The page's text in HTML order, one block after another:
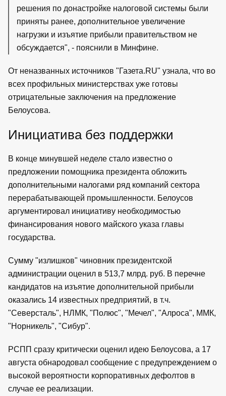
решения по донастройке налоговой системы были
приняты ранее, дополнительное увеличение
нагрузки и изъятие прибыли правительством не
обсуждается", - пояснили в Минфине.
От неназванных источников "Газета.RU" узнала, что во
всех профильных министерствах уже готовы
отрицательные заключения на предложение
Белоусова.
Инициатива без поддержки
В конце минувшей неделе стало известно о
предложении помощника президента обложить
дополнительными налогами ряд компаний сектора
перерабатывающей промышленности. Белоусов
аргументировал инициативу необходимостью
финансирования нового майского указа главы
государства.
Сумму "излишков" чиновник президентской
администрации оценил в 513,7 млрд. руб. В перечне
кандидатов на изъятие дополнительной прибыли
оказались 14 известных предприятий, в т.ч.
"Северсталь", НЛМК, "Полюс", "Мечел", "Алроса", ММК,
"Норникель", "Сибур".
РСПП сразу критически оценил идею Белоусова, а 17
августа обнародовал сообщение с предупреждением о
высокой вероятности корпоративных дефолтов в
случае ее реализации.